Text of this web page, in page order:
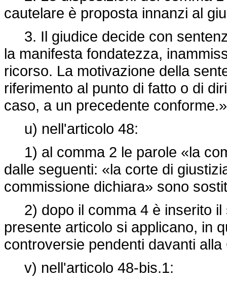
cautelare è proposta innanzi al
3. Il giudice decide con
la manifesta fondatezza,
ricorso. La motivazione della
riferimento al punto di fatto o di
caso, a un precedente
u) nell'articolo 48:
1) al comma 2 le parole «la
dalle seguenti: «la corte di
commissione dichiara» sono
2) dopo il comma 4 è inserito il
presente articolo si applicano, in
controversie pendenti davanti
v) nell'articolo 48-bis.1: